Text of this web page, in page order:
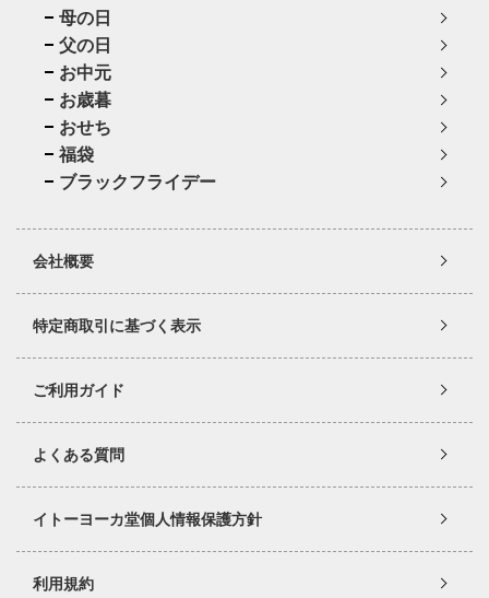
母の日
父の日
お中元
お歳暮
おせち
福袋
ブラックフライデー
会社概要
特定商取引に基づく表示
ご利用ガイド
よくある質問
イトーヨーカ堂個人情報保護方針
利用規約